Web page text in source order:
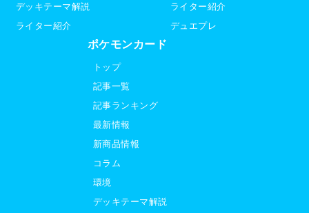
デッキテーマ解説
ライター紹介
ライター紹介
デュエプレ
ポケモンカード
トップ
記事一覧
記事ランキング
最新情報
新商品情報
コラム
環境
デッキテーマ解説